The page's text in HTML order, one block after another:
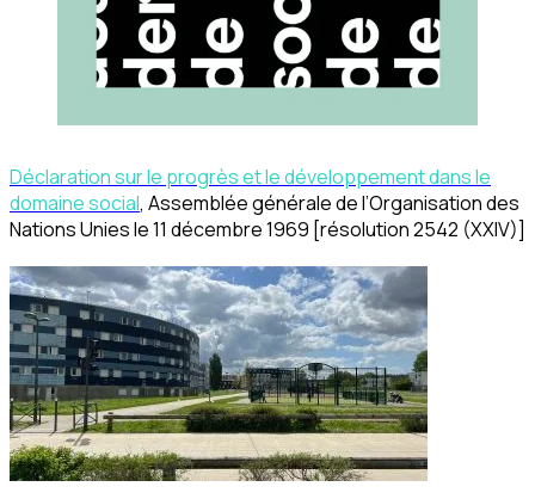
Déclaration sur le progrès et le développement dans le
domaine social, Assemblée générale de l’Organisation des
Nations Unies le 11 décembre 1969 [résolution 2542 (XXIV)]